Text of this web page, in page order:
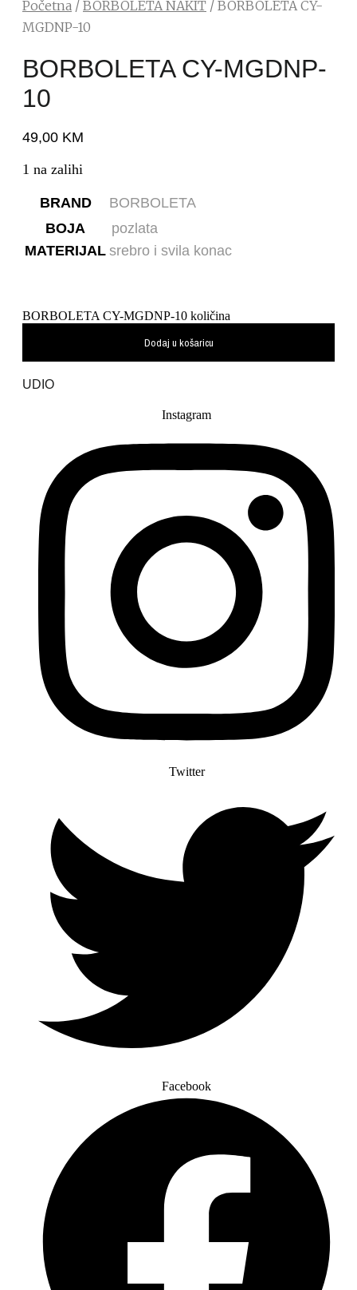
Početna / BORBOLETA NAKIT / BORBOLETA CY-
MGDNP-10
BORBOLETA CY-MGDNP-
10
49,00 KM
1 na zalihi
BRAND
BORBOLETA
BOJA
pozlata
MATERIJAL srebro i svila konac
BORBOLETA CY-MGDNP-10 količina
Dodaj u košaricu
UDIO
Instagram
Twitter
Facebook